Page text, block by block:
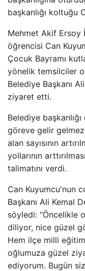
başkanlığı koltuğu
Mehmet Akif Ersoy
öğrencisi Can
Çocuk Bayramı
yönelik temsilciler
Belediye Başkanı
ziyaret etti.
Belediye
göreve gelir
alan sayısının
yollarının
talimatını verdi.
Can Kuyumcu'nun
Başkanı Ali Kemal
söyledi: “Öncelikle
diliyor, nice güzel
Hem ilçe milli
oğlumuza güzel
ediyorum. Bugün